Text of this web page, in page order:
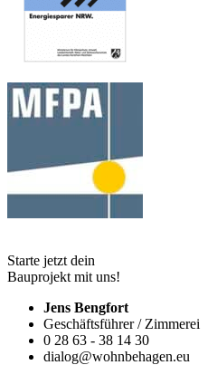
Starte jetzt dein
Bauprojekt mit uns!
Jens Bengfort
Geschäftsführer / Zimmerei
0 28 63 - 38 14 30
dialog@wohnbehagen.eu